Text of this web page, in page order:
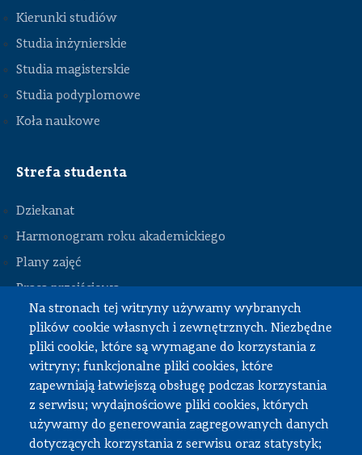
Na stronach tej witryny używamy wybranych
plików cookie własnych i zewnętrznych. Niezbędne
pliki cookie, które są wymagane do korzystania z
witryny; funkcjonalne pliki cookies, które
zapewniają łatwiejszą obsługę podczas korzystania
z serwisu; wydajnościowe pliki cookies, których
używamy do generowania zagregowanych danych
dotyczących korzystania z serwisu oraz statystyk;
STOPKA
Kierunki studiów
Studia inżynierskie
Studia magisterskie
Studia podyplomowe
Koła naukowe
Strefa studenta
Dziekanat
Harmonogram roku akademickiego
Plany zajęć
Praca przejściowa
Praca dyplomowa
Praktyki studenckie
Dokumenty do pobrania
Strefa pracownika